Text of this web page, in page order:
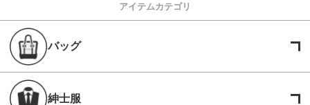
アイテムカテゴリ
バッグ
紳士服